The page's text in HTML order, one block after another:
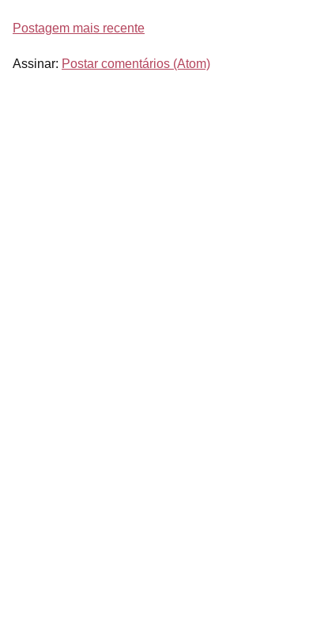
Postagem mais recente
Assinar: Postar comentários (Atom)